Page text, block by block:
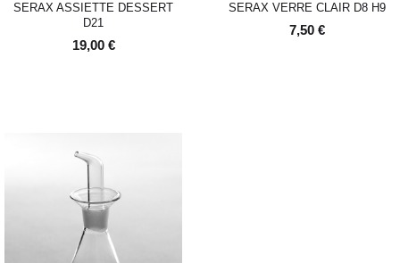
SERAX ASSIETTE DESSERT
D21
19,00 €
SERAX VERRE CLAIR D8 H9
7,50 €